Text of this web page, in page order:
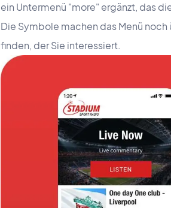
ein Untermenü "more" ergänzt, das
Die Symbole machen das Menü
finden, der Sie interessiert.